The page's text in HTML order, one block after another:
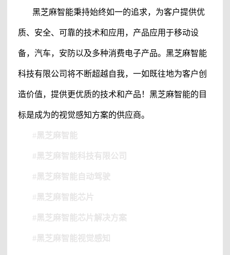
黑芝麻智能秉持始终如一的追求，为客户提供优
质、安全、可靠的技术和应用，产品应用于移动设
备，汽车，安防以及多种消费电子产品。 黑芝麻智能
科技有限公司将不断超越自我，一如既往地为客户创
造价值，提供更优质的技术和产品！ 黑芝麻智能的目
标是成为的视觉感知方案的供应商。
#黑芝麻智能
#黑芝麻智能科技有限公司
#黑芝麻智能自动驾驶
#黑芝麻智能芯片
#黑芝麻智能芯片解决方案
#黑芝麻智能视觉感知